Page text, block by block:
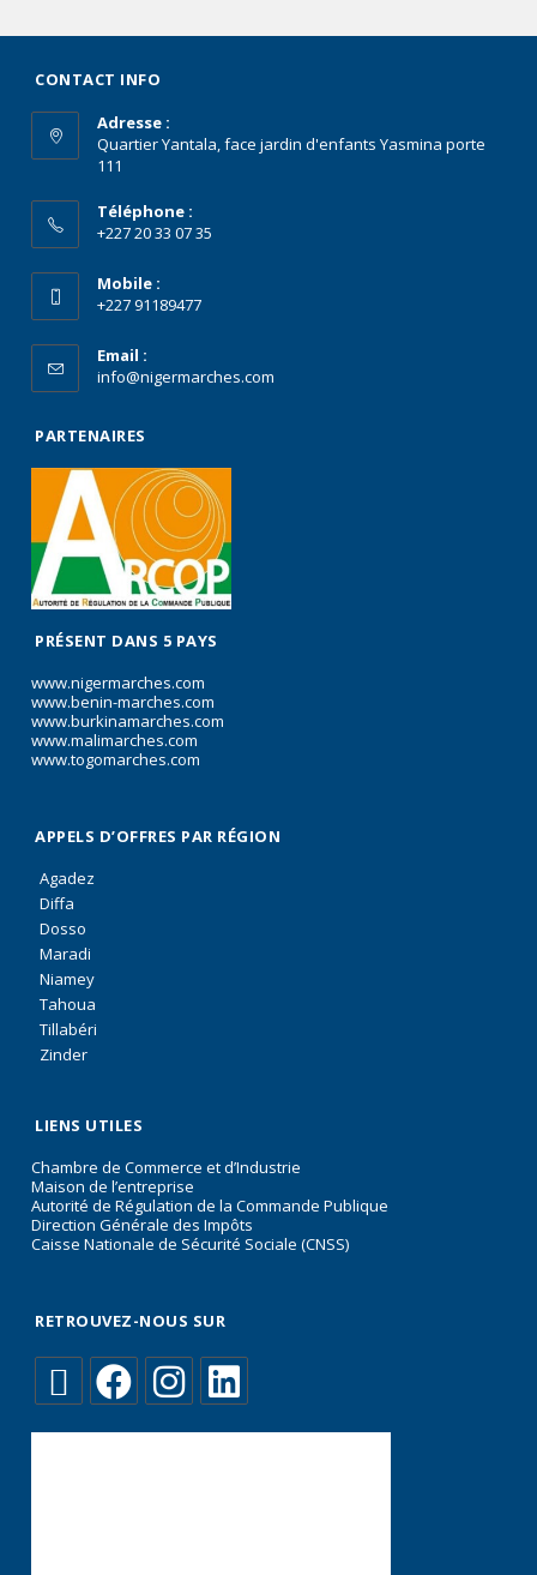
CONTACT INFO
Adresse :
Quartier Yantala, face jardin d'enfants Yasmina porte
111
Téléphone :
+227 20 33 07 35
Mobile :
+227 91189477
Email :
info@nigermarches.com
PARTENAIRES
PRÉSENT DANS 5 PAYS
www.nigermarches.com
www.benin-marches.com
www.burkinamarches.com
www.malimarches.com
www.togomarches.com
APPELS D’OFFRES PAR RÉGION
Agadez
Diffa
Dosso
Maradi
Niamey
Tahoua
Tillabéri
Zinder
LIENS UTILES
Chambre de Commerce et d’Industrie
Maison de l’entreprise
Autorité de Régulation de la Commande Publique
Direction Générale des Impôts
Caisse Nationale de Sécurité Sociale (CNSS)
RETROUVEZ-NOUS SUR